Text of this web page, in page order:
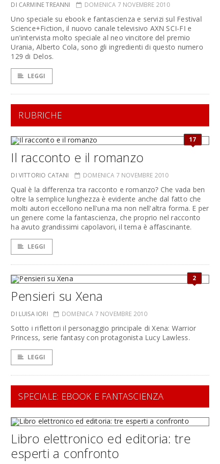
DI CARMINE TREANNI DOMENICA 7 NOVEMBRE 2010
Uno speciale su ebook e fantascienza e servizi sul Festival
Science+Fiction, il nuovo canale televisivo AXN SCI-FI e
un'intervista molto speciale al neo vincitore del premio
Urania, Alberto Cola, sono gli ingredienti di questo numero
129 di Delos.
LEGGI
RUBRICHE
17
Il racconto e il romanzo
DI VITTORIO CATANI DOMENICA 7 NOVEMBRE 2010
Qual è la differenza tra racconto e romanzo? Che vada ben
oltre la semplice lunghezza è evidente anche dal fatto che
molti autori eccellono nell'una ma non nell'altra forma. E per
un genere come la fantascienza, che proprio nel racconto
ha avuto grandissimi capolavori, il tema è affascinante.
LEGGI
2
Pensieri su Xena
DI LUISA IORI DOMENICA 7 NOVEMBRE 2010
Sotto i riflettori il personaggio principale di Xena: Warrior
Princess, serie fantasy con protagonista Lucy Lawless.
LEGGI
SPECIALE: EBOOK E FANTASCIENZA
Libro elettronico ed editoria: tre
esperti a confronto